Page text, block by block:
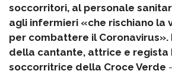
soccorritori, al personale
agli infermieri «che rischiano la
per combattere il Coronavirus».
della cantante, attrice e regista
soccorritrice della Croce Verde